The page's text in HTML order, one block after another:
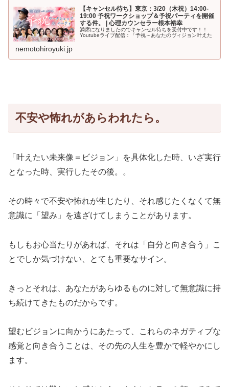
【キャンセル待ち】東京：3/20（木祝）14:00-
19:00 予祝ワークショップ＆予祝パーティを開催
する件。 | 心理カウンセラー根本裕幸
満席になりましたのでキャンセル待ちを受付中です！！
Youtubeライブ配信：「予祝～あなたのヴィジョン叶えた
nemotohiroyuki.jp
不安や怖れがあらわれたら。
「叶えたい未来像＝ビジョン」を具体化した時、いざ実行
となった時、実行したその後。。
その時々で不安や怖れが生じたり、それ感じたくなくて無
意識に「望み」を遠ざけてしまうことがあります。
もしもお心当たりがあれば、それは「自分と向き合う」こ
とでしか気づけない、とても重要なサイン。
きっとそれは、あなたがあらゆるものに対して無意識に持
ち続けてきたものだからです。
望むビジョンに向かうにあたって、これらのネガティブな
感覚と向き合うことは、その先の人生を豊かで軽やかにし
ます。